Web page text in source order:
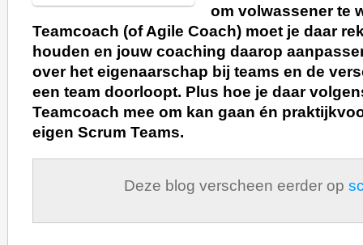
om volwassener te
Teamcoach (of Agile Coach) moet je daar
houden en jouw coaching daarop
over het eigenaarschap bij teams en de
een team doorloopt. Plus hoe je daar
Teamcoach mee om kan gaan én
eigen Scrum Teams.
Deze blog verscheen eerder op